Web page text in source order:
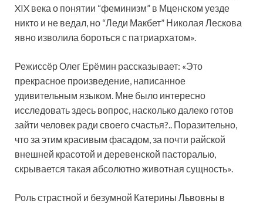
XIX века о понятии “феминизм” в Мценском уезде
никто и не ведал, но “Леди Макбет” Николая Лескова
явно изволила бороться с патриархатом».
Режиссёр Олег Ерёмин рассказывает: «Это
прекрасное произведение, написанное
удивительным языком. Мне было интересно
исследовать здесь вопрос, насколько далеко готов
зайти человек ради своего счастья?.. Поразительно,
что за этим красивым фасадом, за почти райской
внешней красотой и деревенской пасторалью,
скрывается такая абсолютно животная сущность».
Роль страстной и безумной Катерины Львовны в